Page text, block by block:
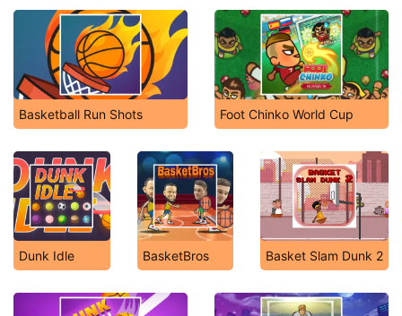
Basketball Run Shots Foot Chinko World Cup
Dunk Idle BasketBros Basket Slam Dunk 2